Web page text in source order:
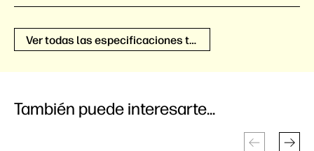
Ver todas las especificaciones técnicas
También puede interesarte...